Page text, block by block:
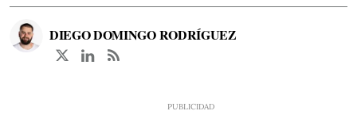
DIEGO DOMINGO RODRÍGUEZ